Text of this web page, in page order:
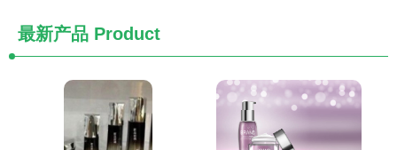
最新产品 Product